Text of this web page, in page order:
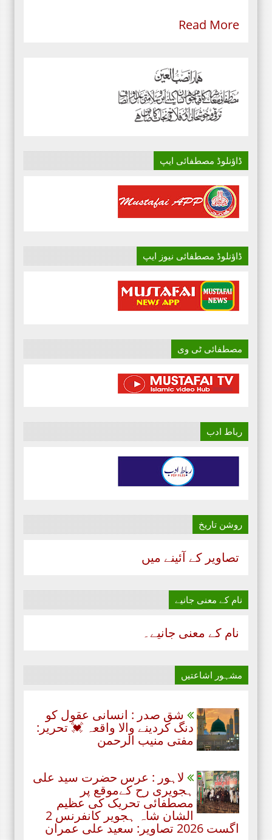
Read More
ڈاؤنلوڈ مصطفائی ایپ
ڈاؤنلوڈ مصطفائی نیوز ایپ
مصطفائی ٹی وی
رباط ادب
روشن تاریخ
تصاویر کے آئینے میں
نام‌ کے معنی جانیے
نام‌ کے معنی جانیے۔
مشہور اشاعتیں
شق صدر : انسانی عقول کو
دنگ کردینے والا واقعہ 💓 تحریر:
مفتی منیب الرحمن
لاہور : عرس حضرت سید علی
ہجویری رح کےموقع پر
مصطفائی تحریک کی عظیم
الشان شاہ ہجویر کانفرنس 2
اگست 2026 تصاویر: سعید علی عمران